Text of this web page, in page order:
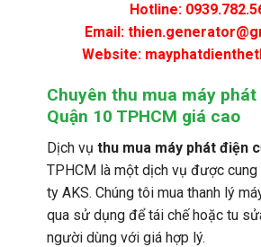
Hotline:
Email:
Website:
Chuyên thu mua máy
Quận 10 TPHCM giá cao
Dịch vụ thu mua máy phát điện
TPHCM là một dịch vụ được
ty AKS. Chúng tôi mua thanh lý
qua sử dụng để tái chế hoặc tu
người dùng với giá hợp lý.